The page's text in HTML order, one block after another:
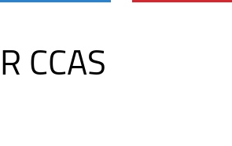
CCAS